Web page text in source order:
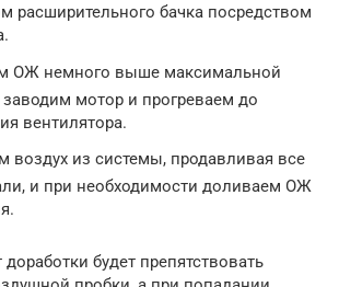
расширительного бачка посредством
ОЖ немного выше максимальной
заводим мотор и прогреваем до
вентилятора.
воздух из системы, продавливая все
и при необходимости доливаем ОЖ
будет препятствовать